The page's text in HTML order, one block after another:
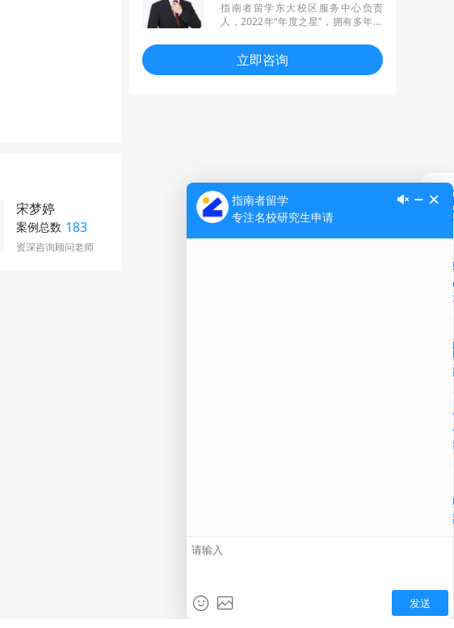
宋梦婷
案例总数 183
资深咨询顾问老师
指南者留学东大校区服务中心负责
人，2022年“年度之星”，拥有多年跨
业发展规划，根据学员的发展方向制
定申请方案，已帮助数百名学员拿到
理想offer并走向心仪的工作岗位。为
立即咨询
公
微
在
电